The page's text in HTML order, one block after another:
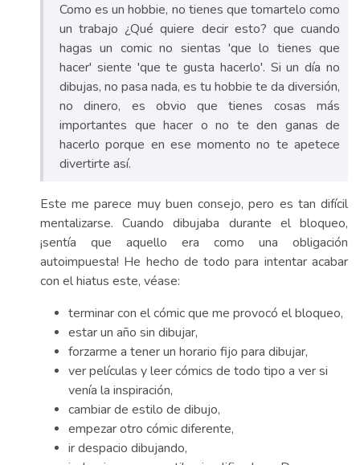
Como es un hobbie, no tienes que tomartelo como
un trabajo ¿Qué quiere decir esto? que cuando
hagas un comic no sientas 'que lo tienes que
hacer' siente 'que te gusta hacerlo'. Si un día no
dibujas, no pasa nada, es tu hobbie te da diversión,
no dinero, es obvio que tienes cosas más
importantes que hacer o no te den ganas de
hacerlo porque en ese momento no te apetece
divertirte así.
Este me parece muy buen consejo, pero es tan difícil
mentalizarse. Cuando dibujaba durante el bloqueo,
¡sentía que aquello era como una obligación
autoimpuesta! He hecho de todo para intentar acabar
con el hiatus este, véase:
terminar con el cómic que me provocó el bloqueo,
estar un año sin dibujar,
forzarme a tener un horario fijo para dibujar,
ver películas y leer cómics de todo tipo a ver si
venía la inspiración,
cambiar de estilo de dibujo,
empezar otro cómic diferente,
ir despacio dibujando,